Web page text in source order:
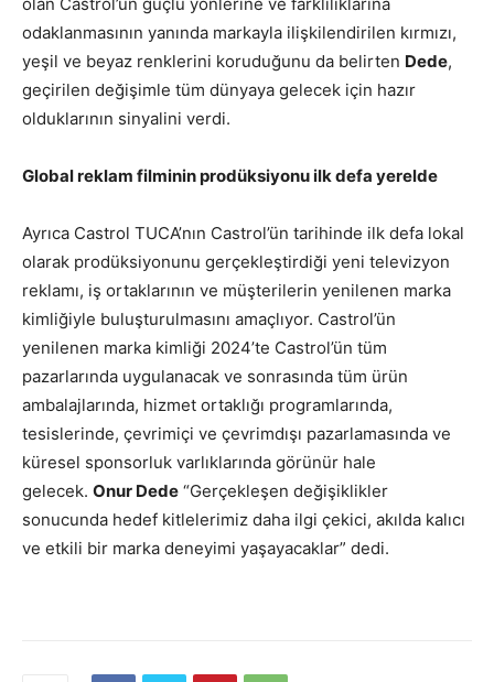
olan Castrol’ün güçlü yönlerine ve farklılıklarına
odaklanmasının yanında markayla ilişkilendirilen kırmızı,
yeşil ve beyaz renklerini koruduğunu da belirten Dede,
geçirilen değişimle tüm dünyaya gelecek için hazır
olduklarının sinyalini verdi.
Global reklam filminin prodüksiyonu ilk defa yerelde
Ayrıca Castrol TUCA’nın Castrol’ün tarihinde ilk defa lokal
olarak prodüksiyonunu gerçekleştirdiği yeni televizyon
reklamı, iş ortaklarının ve müşterilerin yenilenen marka
kimliğiyle buluşturulmasını amaçlıyor. Castrol’ün
yenilenen marka kimliği 2024’te Castrol’ün tüm
pazarlarında uygulanacak ve sonrasında tüm ürün
ambalajlarında, hizmet ortaklığı programlarında,
tesislerinde, çevrimiçi ve çevrimdışı pazarlamasında ve
küresel sponsorluk varlıklarında görünür hale
gelecek. Onur Dede “Gerçekleşen değişiklikler
sonucunda hedef kitlelerimiz daha ilgi çekici, akılda kalıcı
ve etkili bir marka deneyimi yaşayacaklar” dedi.